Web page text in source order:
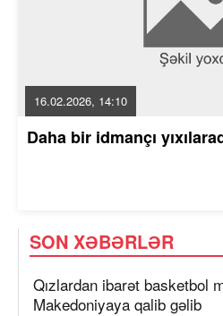
16.02.2026, 14:10
Daha bir idmançı
SON XƏBƏRLƏR
Qızlardan ibarət basketbol
Makedoniyaya qalib gəlib